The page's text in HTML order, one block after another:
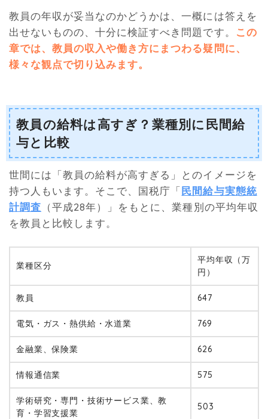
教員の年収が妥当なのかどうかは、一概には答えを
出せないものの、十分に検証すべき問題です。
この
章では、教員の収入や働き方にまつわる疑問に、
様々な観点で切り込みます。
教員の給料は高すぎ？業種別に民間給
与と比較
世間には「教員の給料が高すぎる」とのイメージを
持つ人もいます。そこで、国税庁「民間給与実態統
計調査 （平成28年）」をもとに、業種別の平均年収
を教員と比較します。
業種区分
平均年収（万
円）
教員 647
電気・ガス・熱供給・水道業 769
金融業、保険業 626
情報通信業 575
学術研究・専門・技術サービス業、教
育・学習支援業
503